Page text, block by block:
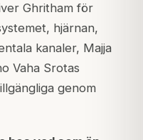
Ghritham för
hjärnan,
kanaler, Majja
Vaha Srotas
genom